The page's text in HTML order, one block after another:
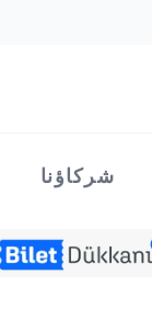
شركاؤنا